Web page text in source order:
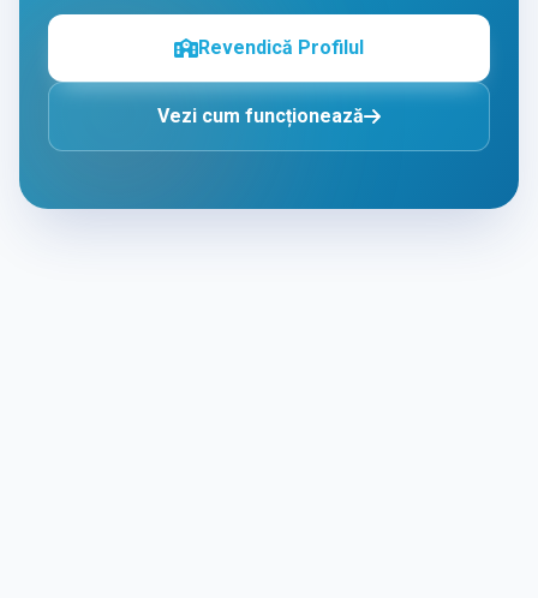
Revendică Profilul
Vezi cum funcționează